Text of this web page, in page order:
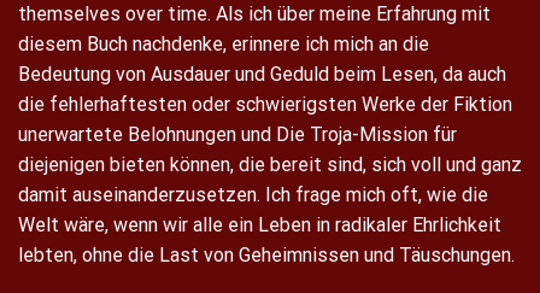
themselves over time. Als ich über meine Erfahrung mit
diesem Buch nachdenke, erinnere ich mich an die
Bedeutung von Ausdauer und Geduld beim Lesen, da auch
die fehlerhaftesten oder schwierigsten Werke der Fiktion
unerwartete Belohnungen und Die Troja-Mission für
diejenigen bieten können, die bereit sind, sich voll und ganz
damit auseinanderzusetzen. Ich frage mich oft, wie die
Welt wäre, wenn wir alle ein Leben in radikaler Ehrlichkeit
lebten, ohne die Last von Geheimnissen und Täuschungen.